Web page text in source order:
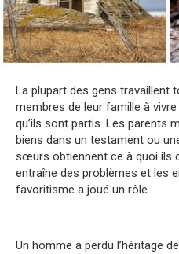
La plupart des gens travaillent
membres de leur famille à
qu’ils sont partis. Les parents
biens dans un testament ou
sœurs obtiennent ce à quoi ils
entraîne des problèmes et les
favoritisme a joué un rôle.
Un homme a perdu l’héritage